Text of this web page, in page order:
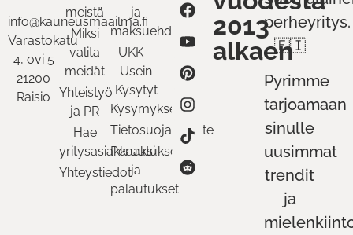
info@kauneusmaailma.fi
Varastokatu
4, ovi 5
21200
Raisio
meistä
Miksi
valita
meidät
Yhteistyö
ja PR
Hae
yritysasiakkaaksi
Yhteystiedot
ja
maksuehdot
UKK –
Usein
Kysytyt
Kysymykset
Tietosuojaseloste
Peruutukset
ja
palautukset
2013
alkaen
perheyritys.
🇫🇮
Pyrimme
tarjoamaan
sinulle
uusimmat
trendit
ja